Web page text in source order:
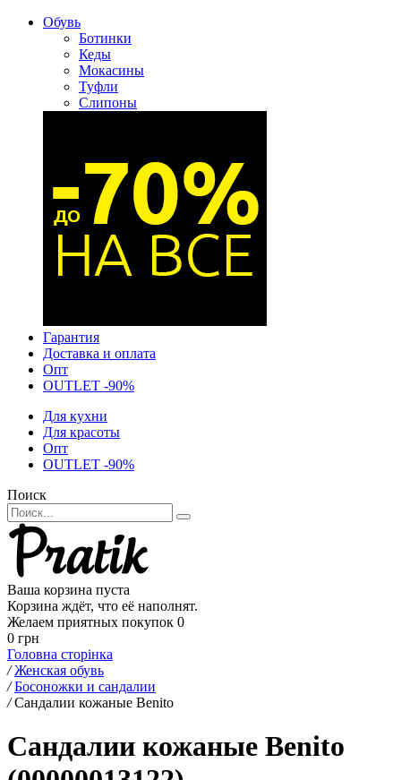
Обувь
Ботинки
Кеды
Мокасины
Туфли
Слипоны
Гарантия
Доставка и оплата
Опт
OUTLET -90%
Для кухни
Для красоты
Опт
OUTLET -90%
Поиск
Ваша корзина пуста
Корзина ждёт, что её наполнят.
Желаем приятных покупок 0
0 грн
Головна сторінка
/ Женская обувь
/ Босоножки и сандалии
/ Сандалии кожаные Benito
Сандалии кожаные Benito